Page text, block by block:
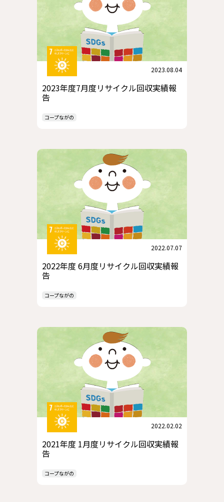
2023.08.04
2023年度7月度リサイクル回収実績報
告
コープながの
2022.07.07
2022年度 6月度リサイクル回収実績報
告
コープながの
2022.02.02
2021年度 1月度リサイクル回収実績報
告
コープながの